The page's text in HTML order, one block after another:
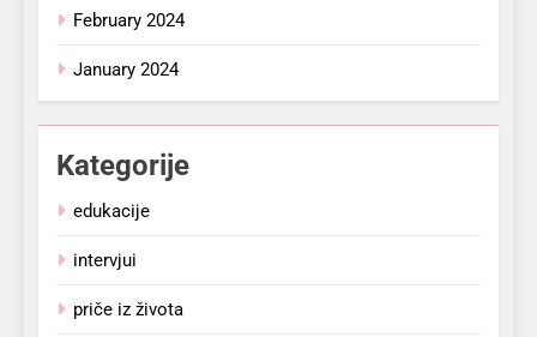
February 2024
January 2024
Kategorije
edukacije
intervjui
priče iz života